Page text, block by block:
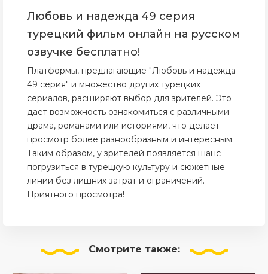
Любовь и надежда 49 серия
турецкий фильм онлайн на русском
озвучке бесплатно!
Платформы, предлагающие "Любовь и надежда
49 серия" и множество других турецких
сериалов, расширяют выбор для зрителей. Это
дает возможность ознакомиться с различными
драма, романами или историями, что делает
просмотр более разнообразным и интересным.
Таким образом, у зрителей появляется шанс
погрузиться в турецкую культуру и сюжетные
линии без лишних затрат и ограничений.
Приятного просмотра!
Смотрите также: